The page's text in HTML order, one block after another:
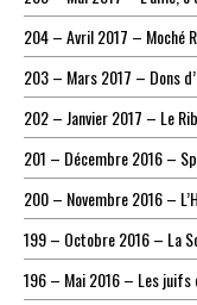
204 – Avril 2017 – Moché
203 – Mars 2017 – Dons
202 – Janvier 2017 – Le
201 – Décembre 2016 –
200 – Novembre 2016 –
199 – Octobre 2016 – La
196 – Mai 2016 – Les juifs